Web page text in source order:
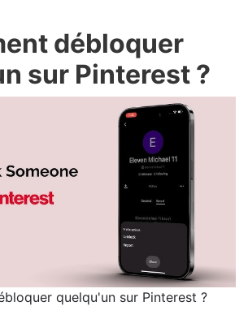
débloquer
sur Pinterest ?
quelqu'un sur Pinterest ?